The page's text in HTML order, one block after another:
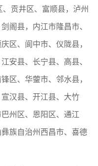
、贡井区、富顺县，泸州
阁县，内江市隆昌市、
区、阆中市、仪陇县，
安县、长宁县、高县、
区、华蓥市、邻水县，
汉县、开江县、大竹
州区、恩阳区、通江
族自治州西昌市、喜德